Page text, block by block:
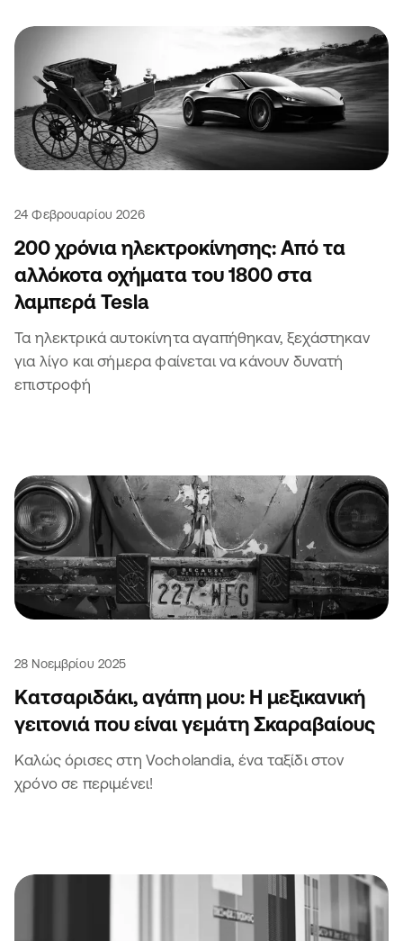
24 Φεβρουαρίου 2026
200 χρόνια ηλεκτροκίνησης: Από τα
αλλόκοτα οχήματα του 1800 στα
λαμπερά Tesla
Τα ηλεκτρικά αυτοκίνητα αγαπήθηκαν, ξεχάστηκαν
για λίγο και σήμερα φαίνεται να κάνουν δυνατή
επιστροφή
28 Νοεμβρίου 2025
Κατσαριδάκι, αγάπη μου: Η μεξικανική
γειτονιά που είναι γεμάτη Σκαραβαίους
Καλώς όρισες στη Vocholandia, ένα ταξίδι στον
χρόνο σε περιμένει!